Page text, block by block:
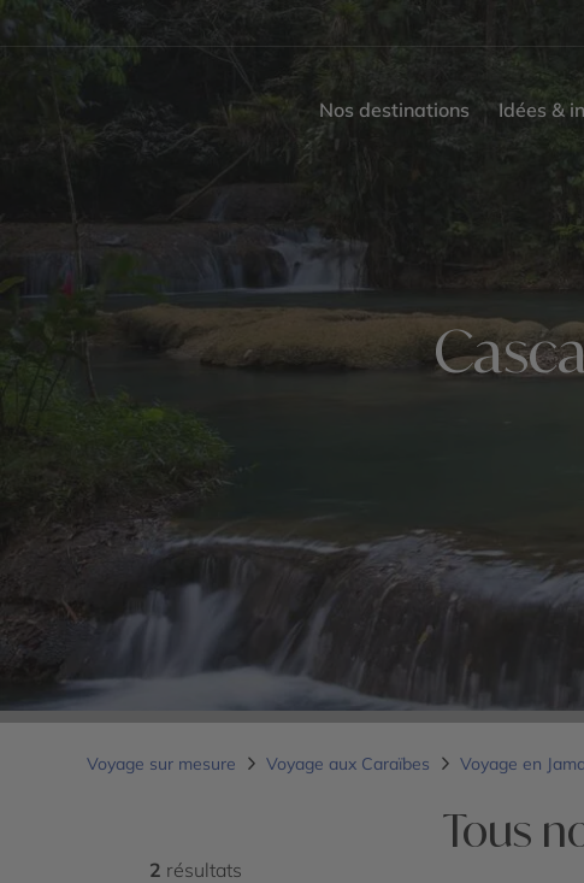
Nos destinations Idées &
Voyage sur mesure Voyage aux Caraïbes Voyage en
Tous
2 résultats